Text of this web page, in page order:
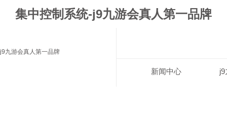
集中控制系统-j9九游会真人第一品牌
j9九游会真人第一品牌
新闻中心